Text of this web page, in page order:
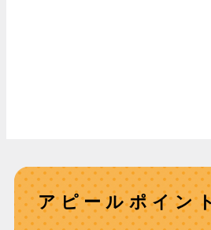
アピールポイン